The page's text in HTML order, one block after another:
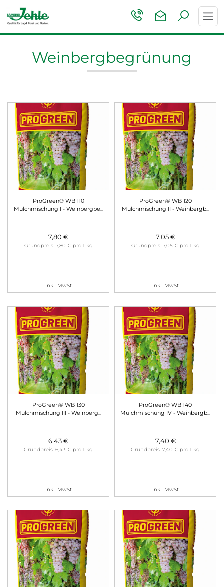
Weinbergbegrünung
ProGreen® WB 110
Mulchmischung I - Weinbergbe...
7,80 €
Grundpreis: 7,80 € pro 1 kg
inkl. MwSt
ProGreen® WB 120
Mulchmischung II - Weinbergb...
7,05 €
Grundpreis: 7,05 € pro 1 kg
inkl. MwSt
ProGreen® WB 130
Mulchmischung III - Weinberg...
6,43 €
Grundpreis: 6,43 € pro 1 kg
inkl. MwSt
ProGreen® WB 140
Mulchmischung IV - Weinbergb...
7,40 €
Grundpreis: 7,40 € pro 1 kg
inkl. MwSt